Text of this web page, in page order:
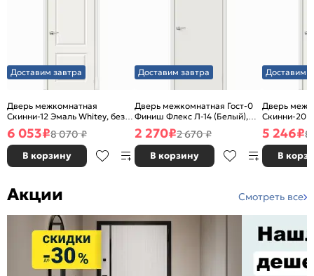
Доставим завтра
Дверь межкомнатная
Скинни-12 Эмаль Whitey, без
декора, глухая, без стекла,
без кромки, скиновая
6 053₽8 070 ₽
В корзину
Доставим завтра
Дверь межкомнатная Гост-0
Финиш Флекс Л-14 (Белый),
глухая, каркасно-щитовая
2 270₽2 670 ₽
В корзину
Доставим
Дверь
Скинни-20
декора,
без кромки,
5 246₽8
В
Акции Смотреть все